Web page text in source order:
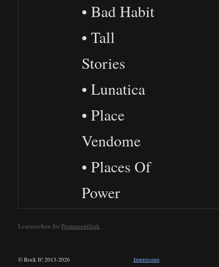
• Bad Habit
• Tall
Stories
• Lunatica
• Place
Vendome
• Places Of
Power
Lesezeichen für Permanentlink.
© Rock It! 2013-2026 Impressum